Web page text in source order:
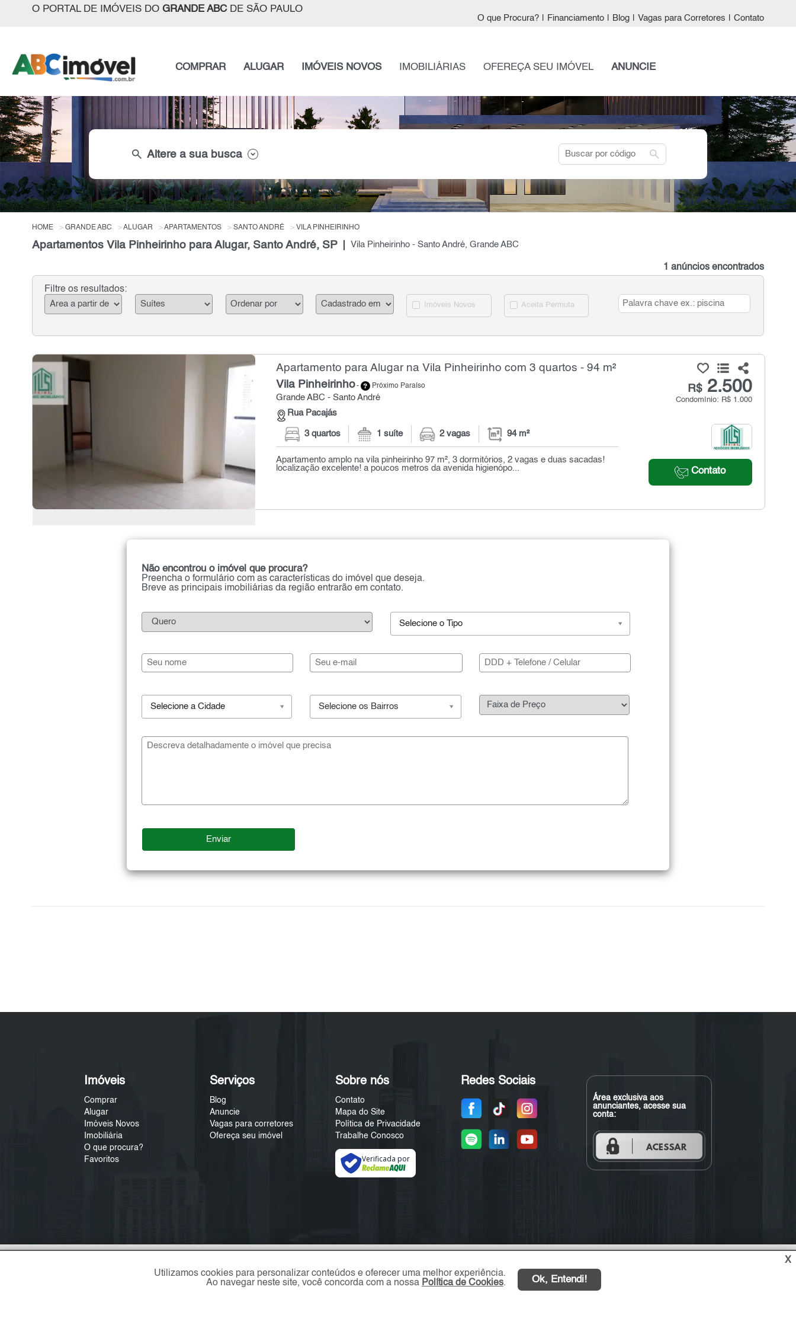
O PORTAL DE IMÓVEIS DO GRANDE ABCDE SÃO PAULO
O que Procura? Financiamento Blog Vagas para Corretores Contato
COMPRAR ALUGAR IMÓVEIS NOVOS IMOBILIÁRIAS OFEREÇA SEU IMÓVEL ANUNCIE
search Altere a sua busca search
HOME GRANDE ABC ALUGAR APARTAMENTOS SANTO ANDRÉ VILA PINHEIRINHO
Apartamentos Vila Pinheirinho para Alugar, Santo André, SP Vila Pinheirinho - Santo André, Grande ABC
1 anúncios encontrados
Filtre os resultados:
Imóveis Novos Aceita Permuta
Apartamento para Alugar na Vila Pinheirinho com 3 quartos - 94 m²
Vila Pinheirinho- Próximo Paraíso
Grande ABC - Santo André
Rua Pacajás
R$2.500
Condomínio: R$ 1.000
Contato
3 quartos 1 suíte 2 vagas 94 m²
Apartamento amplo na vila pinheirinho 97 m², 3 dormitórios, 2 vagas e duas sacadas!
localização excelente! a poucos metros da avenida higienópo...
Não encontrou o imóvel que procura?
Preencha o formulário com as características do imóvel que deseja.
Breve as principais imobiliárias da região entrarão em contato.
Selecione o Tipo
Selecione a Cidade Selecione os Bairros
Imóveis
Comprar
Alugar
Imóveis Novos
Imobiliária
O que procura?
Favoritos
Serviços
Blog
Anuncie
Vagas para corretores
Ofereça seu imóvel
Sobre nós
Contato
Mapa do Site
Política de Privacidade
Trabalhe Conosco
Verificada por
Redes Sociais
Área exclusiva aos
anunciantes, acesse sua
conta:
X
Utilizamos cookies para personalizar conteúdos e oferecer uma melhor experiência.
Ao navegar neste site, você concorda com a nossa Política de Cookies. Ok, Entendi!